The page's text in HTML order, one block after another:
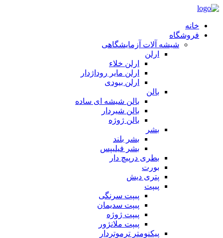
خانه
فروشگاه
شیشه آلات آزمایشگاهی
ارلن
ارلن خلاء
ارلن مایر روداژدار
ارلن بیودی
بالن
بالن شیشه ای ساده
بالن شیردار
بالن ژوژه
بشر
بشر بلند
بشر فیلیپس
بطری درپیچ دار
بورت
پتری دیش
پیپت
پیپت سرنگی
پیپت سدیمان
پیپت ژوژه
پیپت ملانژور
پیکنومتر ترموتردار